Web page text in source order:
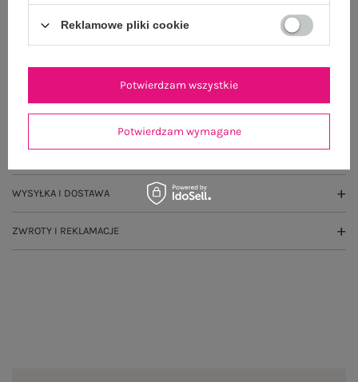
100 dni na zwrot
GŁÓWNE PARAMETRY
WYSYŁKA I DOSTAWA
ZWROTY I REKLAMACJE
Reklamowe pliki cookie
Potwierdzam wymagane
Potwierdzam wszystkie